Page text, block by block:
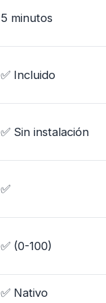
5 minutos
✅ Incluido
✅ Sin instalación
✅
✅ (0-100)
✅ Nativo